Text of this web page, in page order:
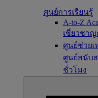
ศูนย์การเรียนรู้
A-to-Z
เชี่ยวชา
ศูนย์ช่วยเ
ศูนย์สนับ
ชั่วโมง